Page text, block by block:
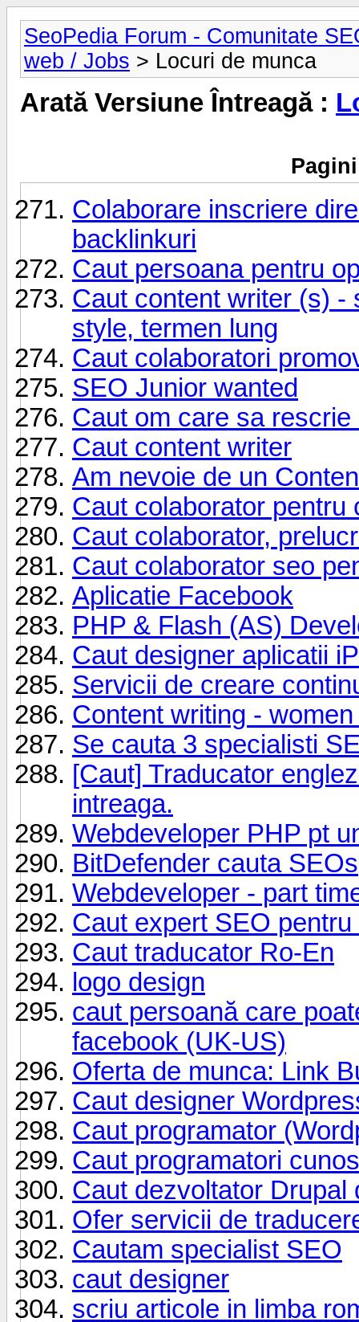
SeoPedia Forum - Comunitate
web / Jobs > Locuri de munca
Arată Versiune Întreagă :
Colaborare inscriere
backlinkuri
Caut persoana pentru
Caut content writer (s) -
style, termen lung
Caut colaboratori
SEO Junior wanted
Caut om care sa rescrie
Caut content writer
Am nevoie de un
Caut colaborator pentru
Caut colaborator,
Caut colaborator seo
Aplicatie Facebook
PHP & Flash (AS)
Caut designer aplicatii
Servicii de creare
Content writing -
Se cauta 3 specialisti
[Caut] Traducator
intreaga.
Webdeveloper PHP pt
BitDefender cauta SEOs
Webdeveloper - part
Caut expert SEO
Caut traducator Ro-En
logo design
caut persoană care
facebook (UK-US)
Oferta de munca: Link
Caut designer
Caut programator
Caut programatori
Caut dezvoltator Drupal
Ofer servicii de
Cautam specialist SEO
caut designer
scriu articole in limba